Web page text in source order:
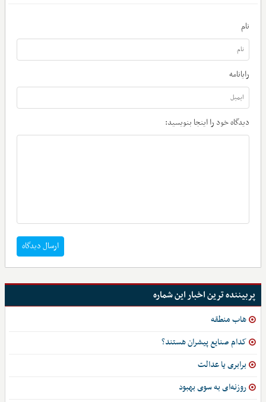
نام
رایانامه
دیدگاه خود را اینجا بنویسید:
ارسال دیدگاه
پربیننده ترین اخبار این شماره
هاب منطقه
کدام صنایع پیشران هستند؟
برابری یا عدالت
روزنه‌ای به سوی بهبود